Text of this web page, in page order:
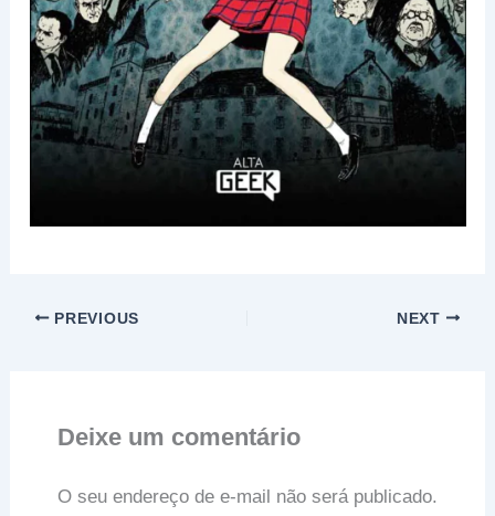
PREVIOUS NEXT
Deixe um comentário
O seu endereço de e-mail não será publicado.